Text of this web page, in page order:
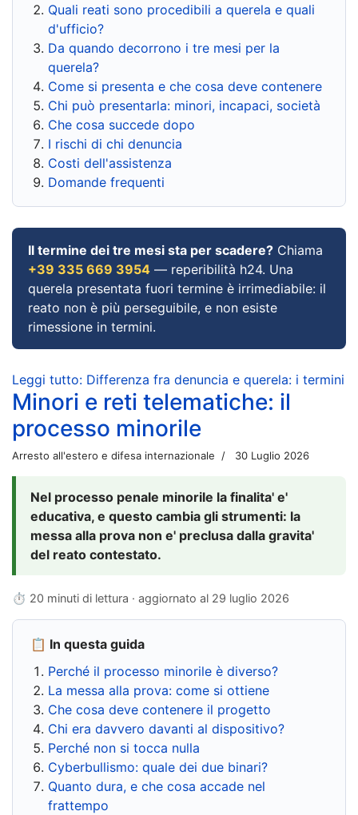
Quali reati sono procedibili a querela e quali
d'ufficio?
Da quando decorrono i tre mesi per la
querela?
Come si presenta e che cosa deve contenere
Chi può presentarla: minori, incapaci, società
Che cosa succede dopo
I rischi di chi denuncia
Costi dell'assistenza
Domande frequenti
Il termine dei tre mesi sta per scadere? Chiama
+39 335 669 3954 — reperibilità h24. Una
querela presentata fuori termine è irrimediabile: il
reato non è più perseguibile, e non esiste
rimessione in termini.
Leggi tutto: Differenza fra denuncia e querela: i termini
Minori e reti telematiche: il
processo minorile
Arresto all'estero e difesa internazionale 30 Luglio 2026
Nel processo penale minorile la finalita' e'
educativa, e questo cambia gli strumenti: la
messa alla prova non e' preclusa dalla gravita'
del reato contestato.
⏱ 20 minuti di lettura · aggiornato al 29 luglio 2026
📋 In questa guida
Perché il processo minorile è diverso?
La messa alla prova: come si ottiene
Che cosa deve contenere il progetto
Chi era davvero davanti al dispositivo?
Perché non si tocca nulla
Cyberbullismo: quale dei due binari?
Quanto dura, e che cosa accade nel
frattempo